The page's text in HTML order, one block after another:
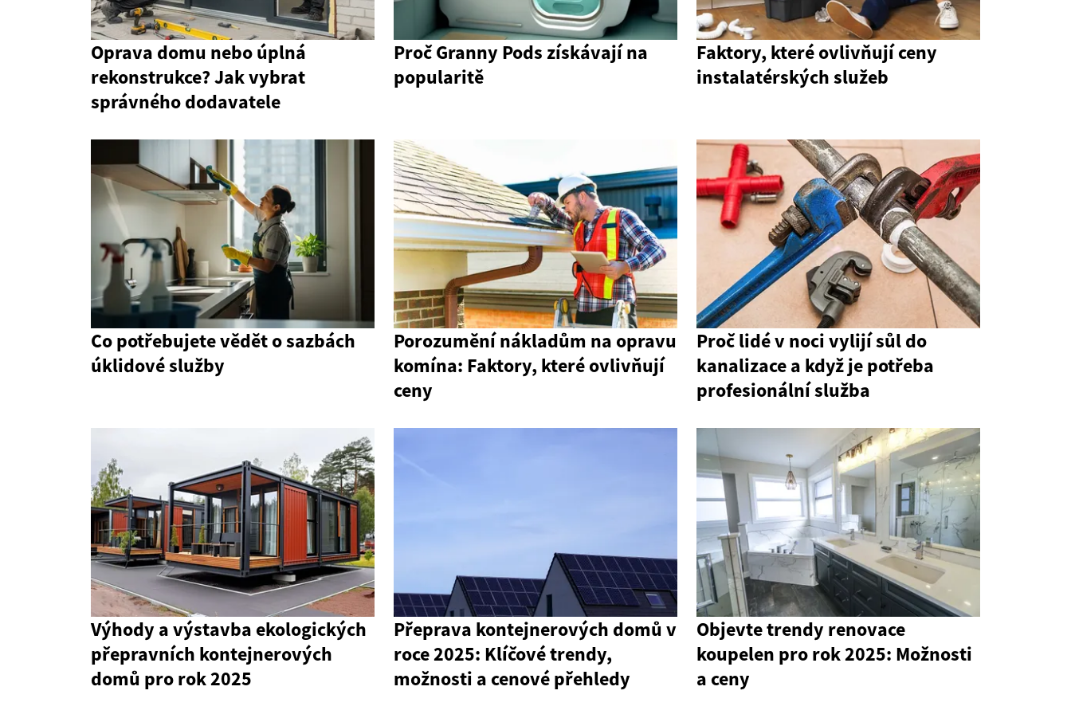
Oprava domu nebo úplná
rekonstrukce? Jak vybrat
správného dodavatele
Proč Granny Pods získávají na
popularitě
Faktory, které ovlivňují ceny
instalatérských služeb
Co potřebujete vědět o sazbách
úklidové služby
Porozumění nákladům na opravu
komína: Faktory, které ovlivňují
ceny
Proč lidé v noci vylijí sůl do
kanalizace a když je potřeba
profesionální služba
Výhody a výstavba ekologických
přepravních kontejnerových
domů pro rok 2025
Přeprava kontejnerových domů v
roce 2025: Klíčové trendy,
možnosti a cenové přehledy
Objevte trendy renovace
koupelen pro rok 2025: Možnosti
a ceny